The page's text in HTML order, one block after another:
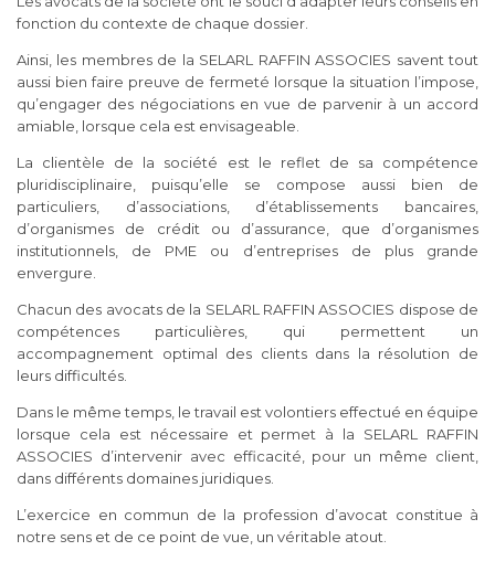
fonction du contexte de chaque dossier.
Ainsi, les membres de la SELARL RAFFIN ASSOCIES savent tout
aussi bien faire preuve de fermeté lorsque la situation l’impose,
qu’engager des négociations en vue de parvenir à un accord
amiable, lorsque cela est envisageable.
La clientèle de la société est le reflet de sa compétence
pluridisciplinaire, puisqu’elle se compose aussi bien de
particuliers, d’associations, d’établissements bancaires,
d’organismes de crédit ou d’assurance, que d’organismes
institutionnels, de PME ou d’entreprises de plus grande
envergure.
Chacun des avocats de la SELARL RAFFIN ASSOCIES dispose de
compétences particulières, qui permettent un
accompagnement optimal des clients dans la résolution de
leurs difficultés.
Dans le même temps, le travail est volontiers effectué en équipe
lorsque cela est nécessaire et permet à la SELARL RAFFIN
ASSOCIES d’intervenir avec efficacité, pour un même client,
dans différents domaines juridiques.
L’exercice en commun de la profession d’avocat constitue à
notre sens et de ce point de vue, un véritable atout.